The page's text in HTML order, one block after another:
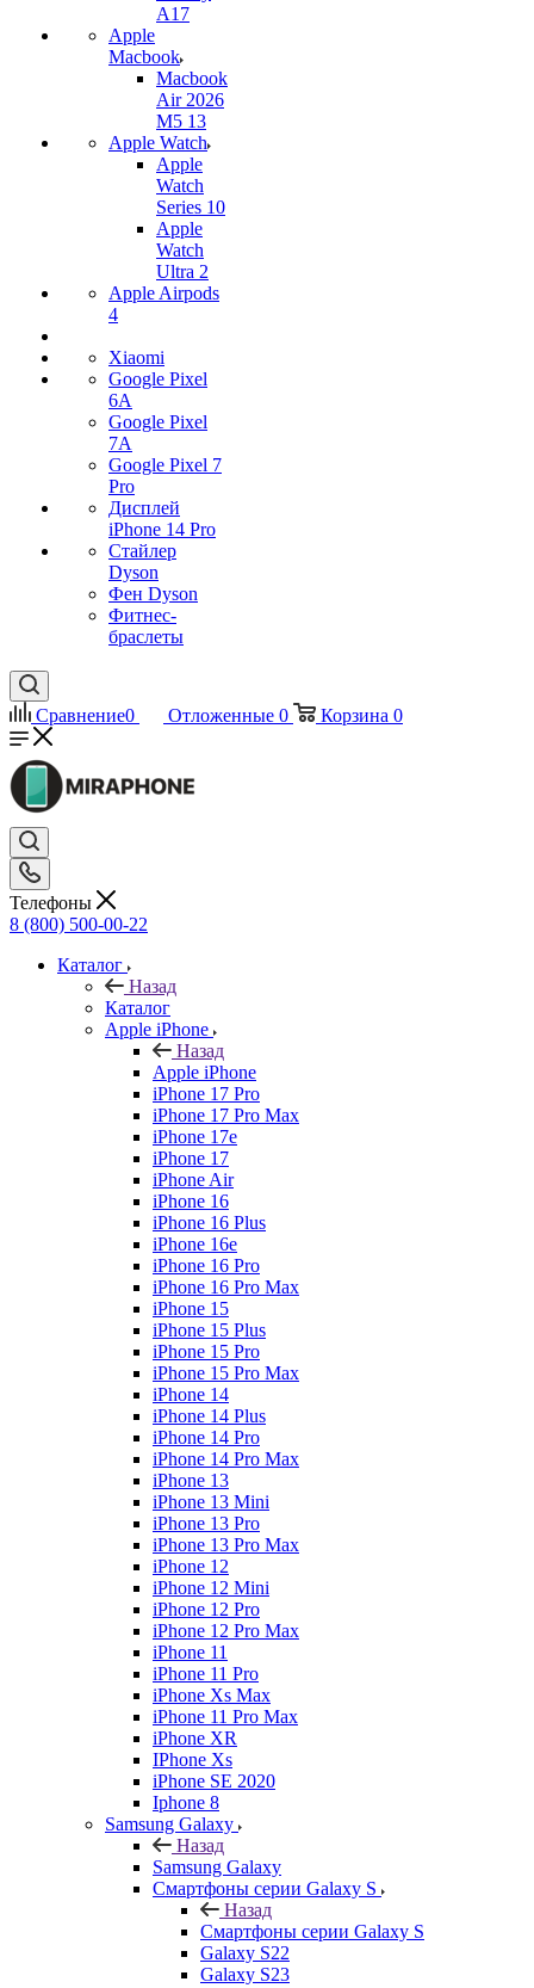
A17
Apple
Macbook
Macbook
Air 2026
M5 13
Apple Watch
Apple
Watch
Series 10
Apple
Watch
Ultra 2
Apple Airpods
4
Xiaomi
Google Pixel
6A
Google Pixel
7А
Google Pixel 7
Pro
Дисплей
iPhone 14 Pro
Стайлер
Dyson
Фен Dyson
Фитнес-
браслеты
Сравнение0 Отложенные 0 Корзина 0
Телефоны
8 (800) 500-00-22
Каталог
Назад
Каталог
Apple iPhone
Назад
Apple iPhone
iPhone 17 Pro
iPhone 17 Pro Max
iPhone 17e
iPhone 17
iPhone Air
iPhone 16
iPhone 16 Plus
iPhone 16e
iPhone 16 Pro
iPhone 16 Pro Max
iPhone 15
iPhone 15 Plus
iPhone 15 Pro
iPhone 15 Pro Max
iPhone 14
iPhone 14 Plus
iPhone 14 Pro
iPhone 14 Pro Max
iPhone 13
iPhone 13 Mini
iPhone 13 Pro
iPhone 13 Pro Max
iPhone 12
iPhone 12 Mini
iPhone 12 Pro
iPhone 12 Pro Max
iPhone 11
iPhone 11 Pro
iPhone Xs Max
iPhone 11 Pro Max
iPhone XR
IPhone Xs
iPhone SE 2020
Iphone 8
Samsung Galaxy
Назад
Samsung Galaxy
Смартфоны серии Galaxy S
Назад
Смартфоны серии Galaxy S
Galaxy S22
Galaxy S23